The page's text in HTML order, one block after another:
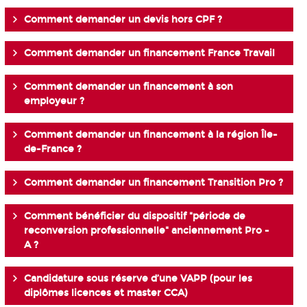
Comment demander un devis hors CPF ?
Comment demander un financement France Travail
Comment demander un financement à son
employeur ?
Comment demander un financement à la région Île-
de-France ?
Comment demander un financement Transition Pro ?
Comment bénéficier du dispositif "période de
reconversion professionnelle" anciennement Pro -
A ?
Candidature sous réserve d’une VAPP (pour les
diplômes licences et master CCA)